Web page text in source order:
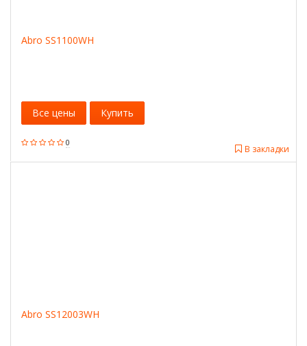
Abro SS1100WH
0
В закладки
Все цены Купить
Abro SS12003WH